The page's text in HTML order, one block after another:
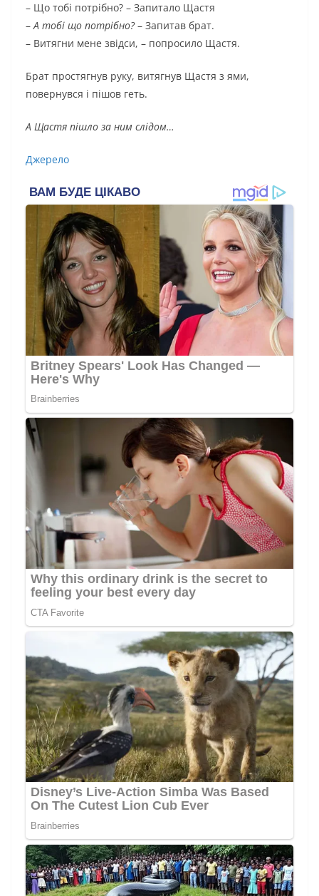
– Що тобі потрібно? – Запитало Щастя
–А тобі що потрібно?– Запитав брат.
– Витягни мене звідси, – попросило Щастя.
Брат простягнув руку, витягнув Щастя з ями,
повернувся і пішов геть.
А Щастя пішло за ним слідом…
Джерело